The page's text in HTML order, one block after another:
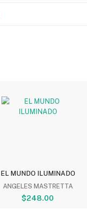
EL MUNDO ILUMINADO
ANGELES MASTRETTA
$248.00